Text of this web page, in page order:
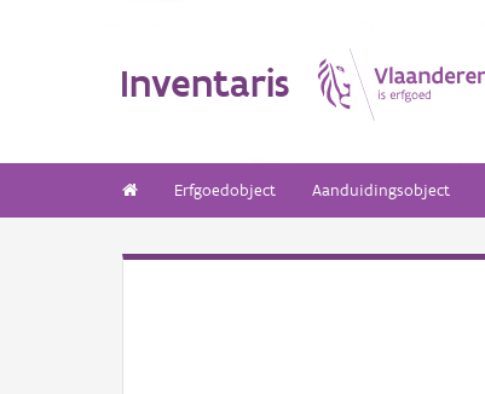
Inventaris
Erfgoedobject Aanduidingsobject